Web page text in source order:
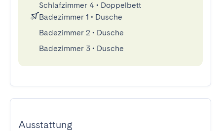
Schlafzimmer 4 • Doppelbett
Badezimmer 1 • Dusche
Badezimmer 2 • Dusche
Badezimmer 3 • Dusche
Ausstattung